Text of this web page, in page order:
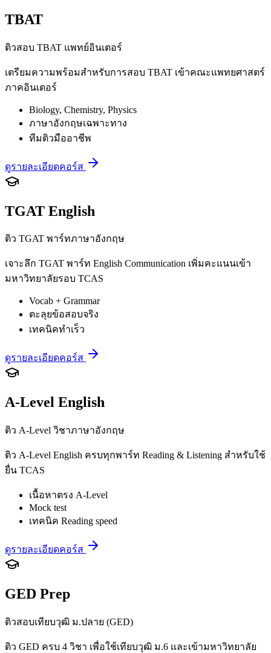
TBAT
ติวสอบ TBAT แพทย์อินเตอร์
เตรียมความพร้อมสำหรับการสอบ TBAT เข้าคณะแพทยศาสตร์
ภาคอินเตอร์
Biology, Chemistry, Physics
ภาษาอังกฤษเฉพาะทาง
ทีมติวมืออาชีพ
ดูรายละเอียดคอร์ส
TGAT English
ติว TGAT พาร์ทภาษาอังกฤษ
เจาะลึก TGAT พาร์ท English Communication เพิ่มคะแนนเข้า
มหาวิทยาลัยรอบ TCAS
Vocab + Grammar
ตะลุยข้อสอบจริง
เทคนิคทำเร็ว
ดูรายละเอียดคอร์ส
A-Level English
ติว A-Level วิชาภาษาอังกฤษ
ติว A-Level English ครบทุกพาร์ท Reading & Listening สำหรับใช้
ยื่น TCAS
เนื้อหาตรง A-Level
Mock test
เทคนิค Reading speed
ดูรายละเอียดคอร์ส
GED Prep
ติวสอบเทียบวุฒิ ม.ปลาย (GED)
ติว GED ครบ 4 วิชา เพื่อใช้เทียบวุฒิ ม.6 และเข้ามหาวิทยาลัย